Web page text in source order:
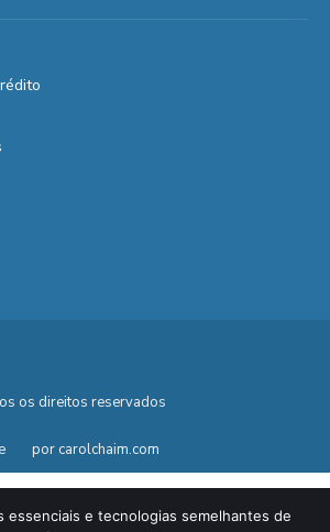
os direitos reservados
por carolchaim.com
essenciais e tecnologias semelhantes de